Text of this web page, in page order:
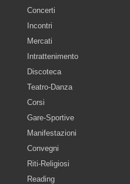
Concerti
Incontri
Mercati
Intrattenimento
Discoteca
Teatro-Danza
Corsi
Gare-Sportive
Manifestazioni
Convegni
Riti-Religiosi
Reading